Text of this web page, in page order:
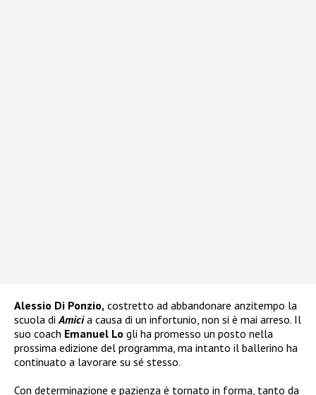
Alessio Di Ponzio, costretto ad abbandonare anzitempo la
scuola di Amici a causa di un infortunio, non si è mai arreso. Il
suo coach Emanuel Lo gli ha promesso un posto nella
prossima edizione del programma, ma intanto il ballerino ha
continuato a lavorare su sé stesso.
Con determinazione e pazienza è tornato in forma, tanto da